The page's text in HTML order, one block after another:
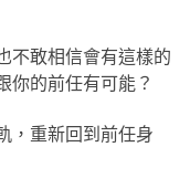
不敢相信會有這樣的
你的前任有可能？
，重新回到前任身